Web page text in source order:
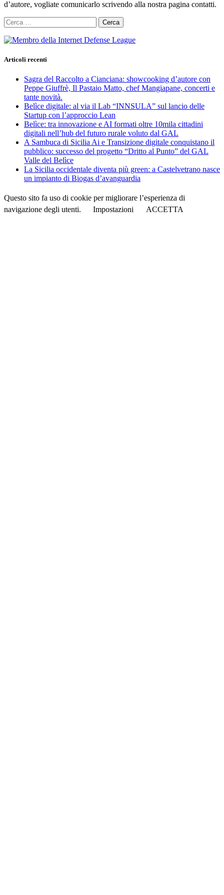
d’autore, vogliate comunicarlo scrivendo alla nostra pagina contatti.
Ricerca
per:
Articoli recenti
Sagra del Raccolto a Cianciana: showcooking d’autore con
Peppe Giuffrè, Il Pastaio Matto, chef Mangiapane, concerti e
tante novità.
Belìce digitale: al via il Lab “INNSULA” sul lancio delle
Startup con l’approccio Lean
Belìce: tra innovazione e AI formati oltre 10mila cittadini
digitali nell’hub del futuro rurale voluto dal GAL
A Sambuca di Sicilia Ai e Transizione digitale conquistano il
pubblico: successo del progetto “Dritto al Punto” del GAL
Valle del Belìce
La Sicilia occidentale diventa più green: a Castelvetrano nasce
un impianto di Biogas d’avanguardia
Questo sito fa uso di cookie per migliorare l’esperienza di
navigazione degli utenti.
Impostazioni ACCETTA